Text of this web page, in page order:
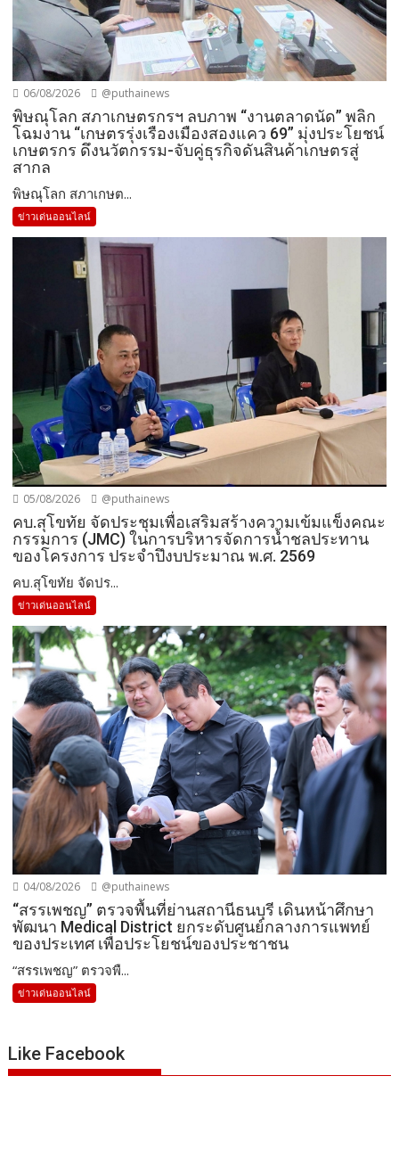
06/08/2026 @puthainews
พิษณุโลก สภาเกษตรกรฯ ลบภาพ “งานตลาดนัด” พลิก
โฉมงาน “เกษตรรุ่งเรืองเมืองสองแคว 69” มุ่งประโยชน์
เกษตรกร ดึงนวัตกรรม-จับคู่ธุรกิจดันสินค้าเกษตรสู่
สากล
พิษณุโลก สภาเกษต...
ข่าวเด่นออนไลน์
05/08/2026 @puthainews
คบ.สุโขทัย จัดประชุมเพื่อเสริมสร้างความเข้มแข็งคณะ
กรรมการ (JMC) ในการบริหารจัดการน้ำชลประทาน
ของโครงการ ประจำปึงบประมาณ พ.ศ. 2569
คบ.สุโขทัย จัดปร...
ข่าวเด่นออนไลน์
04/08/2026 @puthainews
“สรรเพชญ” ตรวจพื้นที่ย่านสถานีธนบุรี เดินหน้าศึกษา
พัฒนา Medical District ยกระดับศูนย์กลางการแพทย์
ของประเทศ เพื่อประโยชน์ของประชาชน
“สรรเพชญ” ตรวจพื...
ข่าวเด่นออนไลน์
Like Facebook